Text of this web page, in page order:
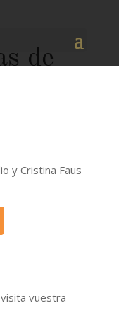
de
y Cristina Faus
vuestra